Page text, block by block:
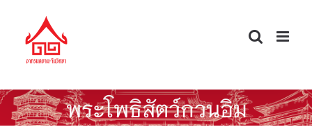
content
พระโพธิสัตว์กวนอิม